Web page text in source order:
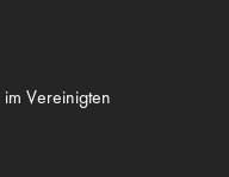
Vereinigten